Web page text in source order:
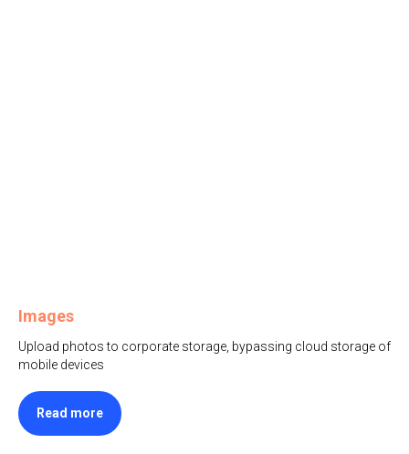
Images
Upload photos to corporate storage, bypassing cloud storage of
mobile devices
Read more